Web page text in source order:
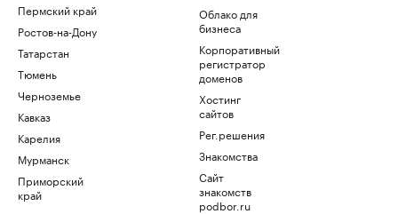
Пермский край
Ростов-на-Дону
Татарстан
Тюмень
Черноземье
Кавказ
Карелия
Мурманск
Приморский
край
Облако для
бизнеса
Корпоративный
регистратор
доменов
Хостинг
сайтов
Рег.решения
Знакомства
Сайт
знакомств
podbor.ru